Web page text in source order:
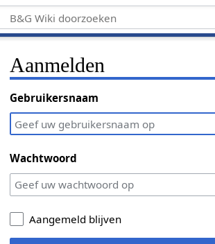
Aanmelden
Gebruikersnaam
Wachtwoord
Aangemeld blijven